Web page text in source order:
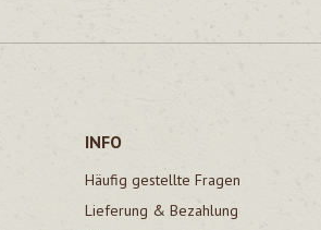
INFO
Häufig gestellte Fragen
Lieferung & Bezahlung